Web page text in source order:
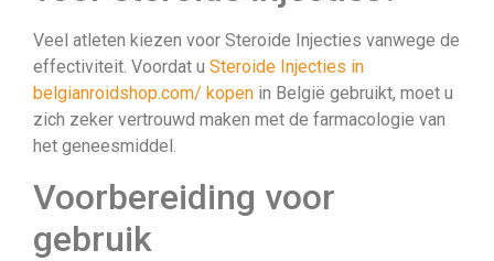
Veel atleten kiezen voor Steroide Injecties vanwege de
effectiviteit. Voordat u Steroide Injecties in
belgianroidshop.com/ kopen in België gebruikt, moet u
zich zeker vertrouwd maken met de farmacologie van
het geneesmiddel.
Voorbereiding voor
gebruik